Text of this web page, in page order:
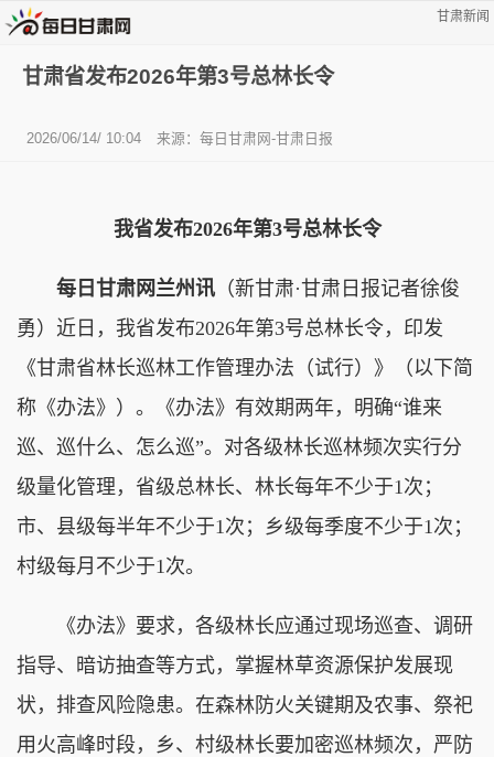
甘肃新闻
甘肃省发布2026年第3号总林长令
2026/06/14/ 10:04 来源：每日甘肃网-甘肃日报
我省发布2026年第3号总林长令
每日甘肃网兰州讯 （新甘肃·甘肃日报记者徐俊
勇）近日，我省发布2026年第3号总林长令，印发
《甘肃省林长巡林工作管理办法（试行）》（以下简
称《办法》）。《办法》有效期两年，明确“谁来
巡、巡什么、怎么巡”。对各级林长巡林频次实行分
级量化管理，省级总林长、林长每年不少于1次；
市、县级每半年不少于1次；乡级每季度不少于1次；
村级每月不少于1次。
《办法》要求，各级林长应通过现场巡查、调研
指导、暗访抽查等方式，掌握林草资源保护发展现
状，排查风险隐患。在森林防火关键期及农事、祭祀
用火高峰时段，乡、村级林长要加密巡林频次，严防